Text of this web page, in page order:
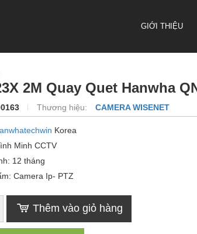
GIỚI THIỆU
2M Quay Quet Hanwha
Thương hiệu: CAMERA WISENET
Korea
Minh CCTV
12 tháng
Camera Ip- PTZ
Thêm vào giỏ hàng